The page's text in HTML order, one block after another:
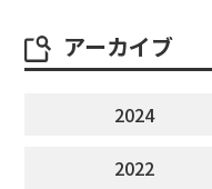
アーカイブ
2024
2022